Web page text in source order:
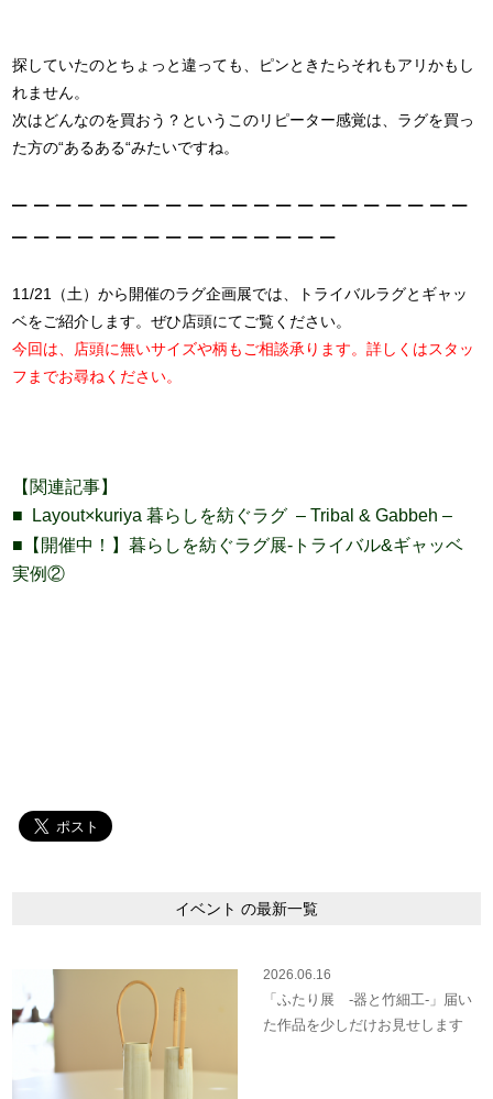
探していたのとちょっと違っても、ピンときたらそれもアリかもし
れません。
次はどんなのを買おう？というこのリピーター感覚は、ラグを買っ
た方の“あるある“みたいですね。
– – – – – – – – – – – – – – – – – – – – –
– – – – – – – – – – – – – – –
11/21（土）から開催のラグ企画展では、トライバルラグとギャッ
ベをご紹介します。ぜひ店頭にてご覧ください。
今回は、店頭に無いサイズや柄もご相談承ります。詳しくはスタッ
フまでお尋ねください。
【関連記事】
■ Layout×kuriya暮らしを紡ぐラグ – Tribal & Gabbeh –
■【開催中！】暮らしを紡ぐラグ展-トライバル&ギャッベ
実例②
イベント の最新一覧
2026.06.16
「ふたり展 -器と竹細工-」届い
た作品を少しだけお見せします